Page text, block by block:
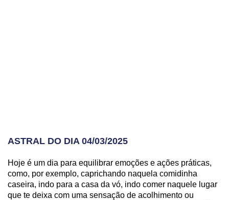
ASTRAL DO DIA 04/03/2025
Hoje é um dia para equilibrar emoções e ações práticas,
como, por exemplo, caprichando naquela comidinha
caseira, indo para a casa da vó, indo comer naquele lugar
que te deixa com uma sensação de acolhimento ou